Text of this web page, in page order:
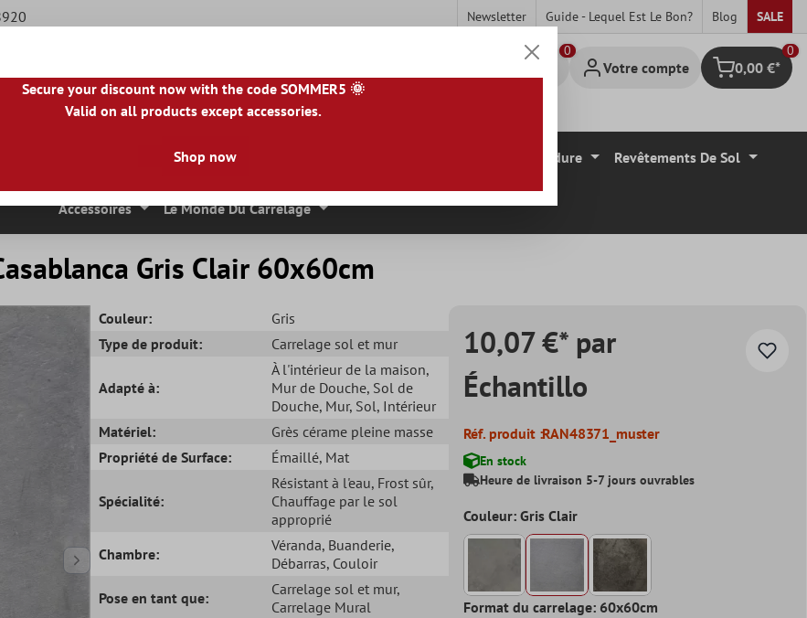
Newsletter Guide - Lequel Est Le Bon? Blog SALE
Votre compte Panier
0
0,00 €*
ES|PL|PT| FI|GR|RO|NO|HU|BG|HR
Carreaux En Pierre Naturelle Carrelage Mural Bordure Revêtements De Sol
Accessoires Le Monde Du Carrelage
Gris Clair 60x60cm
Couleur:
Gris
Type de produit:
Carrelage sol et mur
Adapté à:
À l'intérieur de la maison,
Mur de Douche, Sol de
Douche, Mur, Sol, Intérieur
Matériel:
Grès cérame pleine masse
Propriété de Surface:
Émaillé, Mat
Spécialité:
Résistant à l'eau, Frost sûr,
Chauffage par le sol
approprié
Chambre:
Véranda, Buanderie,
Débarras, Couloir
Pose en tant que:
Carrelage sol et mur,
Carrelage Mural
10,07 €* par
Échantillo
Réf. produit :RAN48371_muster
En stock
Heure de livraison 5-7 jours ouvrables
Couleur: Gris Clair
Format du carrelage: 60x60cm
Secure your discount now with the code SOMMER5 🌞
Valid on all products except accessories.
Shop now